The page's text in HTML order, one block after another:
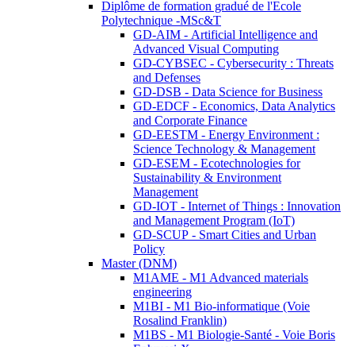
Diplôme de formation gradué de l'Ecole
Polytechnique -MSc&T
GD-AIM - Artificial Intelligence and
Advanced Visual Computing
GD-CYBSEC - Cybersecurity : Threats
and Defenses
GD-DSB - Data Science for Business
GD-EDCF - Economics, Data Analytics
and Corporate Finance
GD-EESTM - Energy Environment :
Science Technology & Management
GD-ESEM - Ecotechnologies for
Sustainability & Environment
Management
GD-IOT - Internet of Things : Innovation
and Management Program (IoT)
GD-SCUP - Smart Cities and Urban
Policy
Master (DNM)
M1AME - M1 Advanced materials
engineering
M1BI - M1 Bio-informatique (Voie
Rosalind Franklin)
M1BS - M1 Biologie-Santé - Voie Boris